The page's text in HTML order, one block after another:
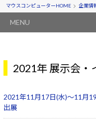
デスクトップPC
ノートPC
G
マウスコンピューターHOME 企業情
MENU
2021年 展示会・
2021年11月17日(水)～11月
出展